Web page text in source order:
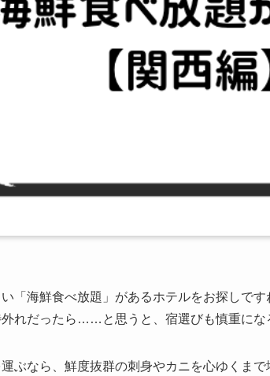
「海鮮食べ放題」があるホテルをお探しで
れだったら……と思うと、宿選びも慎重にな
ぶなら、鮮度抜群の刺身やカニを心ゆくま